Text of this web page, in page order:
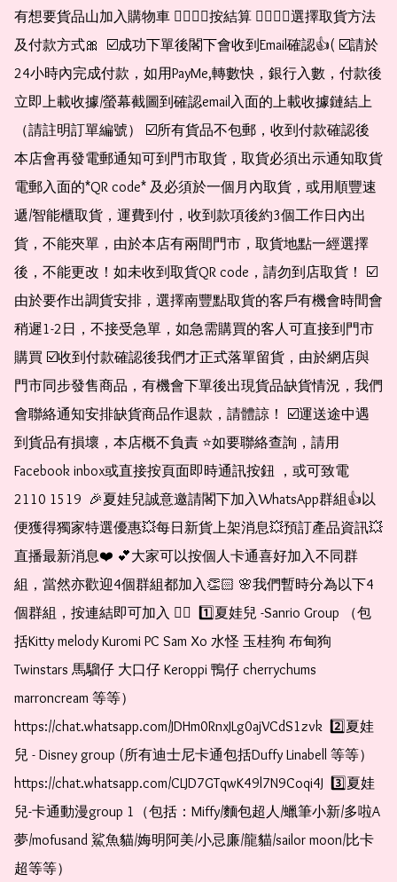
有想要貨品山加入購物車 👉🏻👉🏻按結算 👉🏻👉🏻選擇取貨方法
及付款方式🎀  ☑️成功下單後閣下會收到Email確認👍( ☑️請於
24小時內完成付款，如用PayMe,轉數快，銀行入數，付款後
立即上載收據/螢幕截圖到確認email入面的上載收據鏈結上
（請註明訂單編號） ☑️所有貨品不包郵，收到付款確認後
本店會再發電郵通知可到門市取貨，取貨必須出示通知取貨
電郵入面的*QR code* 及必須於一個月內取貨，或用順豐速
遞/智能櫃取貨，運費到付，收到款項後約3個工作日內出
貨，不能夾單，由於本店有兩間門市，取貨地點一經選擇
後，不能更改！如未收到取貨QR code，請勿到店取貨！ ☑️
由於要作出調貨安排，選擇南豐點取貨的客戶有機會時間會
稍遲1-2日，不接受急單，如急需購買的客人可直接到門市
購買 ☑️收到付款確認後我們才正式落單留貨，由於網店與
門市同步發售商品，有機會下單後出現貨品缺貨情況，我們
會聯絡通知安排缺貨商品作退款，請體諒！ ☑️運送途中遇
到貨品有損壞，本店概不負責 ⭐️如要聯絡查詢，請用
Facebook inbox或直接按頁面即時通訊按鈕 ，或可致電
2110 1519  🎉夏娃兒誠意邀請閣下加入WhatsApp群組👍以
便獲得獨家特選優惠💥每日新貨上架消息💥預訂產品資訊💥
直播最新消息❤️ 💕大家可以按個人卡通喜好加入不同群
組，當然亦歡迎4個群組都加入👏🏻 🌸我們暫時分為以下4
個群組，按連結即可加入 👇🏻  1️⃣夏娃兒 -Sanrio Group （包
括Kitty melody Kuromi PC Sam Xo 水怪 玉桂狗 布甸狗
Twinstars 馬騮仔 大口仔 Keroppi 鴨仔 cherrychums
marroncream 等等）
https://chat.whatsapp.com/JDHm0RnxJLg0ajVCdS1zvk  2️⃣夏娃
兒 - Disney group (所有迪士尼卡通包括Duffy Linabell 等等）
https://chat.whatsapp.com/CLJD7GTqwK49l7N9Coqi4J  3️⃣夏娃
兒-卡通動漫group 1（包括：Miffy/麵包超人/蠟筆小新/多啦A
夢/mofusand 鯊魚貓/娒明阿美/小忌廉/龍貓/sailor moon/比卡
超等等）